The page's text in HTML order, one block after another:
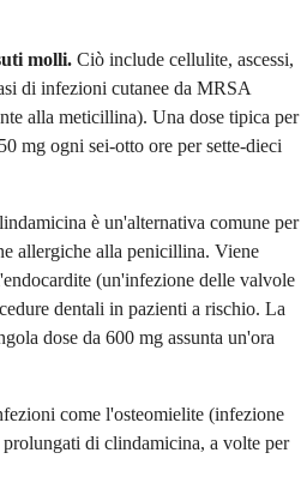
molli. Ciò include cellulite, ascessi,
di infezioni cutanee da MRSA
alla meticillina). Una dose tipica per
mg ogni sei-otto ore per sette-dieci
è un'alternativa comune per
allergiche alla penicillina. Viene
(un'infezione delle valvole
dentali in pazienti a rischio. La
dose da 600 mg assunta un'ora
come l'osteomielite (infezione
di clindamicina, a volte per